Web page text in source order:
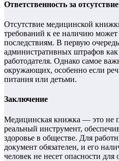
Ответственность за
Отсутствие медицинской
требований к ее наличию
последствиям. В первую очередь
административных штрафов как
работодателя. Однако самое
окружающих, особенно если
питания или детьми.
Заключение
Медицинская книжка — это не
реальный инструмент,
здоровье в обществе. Для
документ обязателен, и его
человек не несет опасности